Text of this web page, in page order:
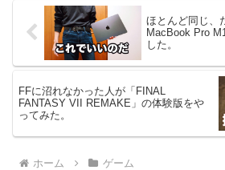
ほとんど同じ、
MacBook Pro
した。
FFに沼れなかった人が「FINAL
FANTASY VII REMAKE」の体験版をや
ってみた。
ホーム ゲーム